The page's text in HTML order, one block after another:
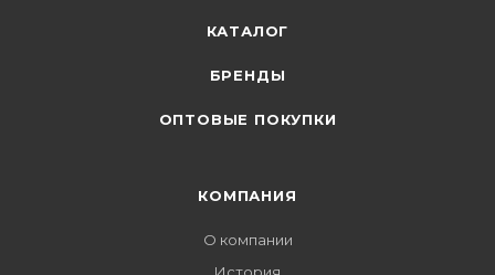
КАТАЛОГ
БРЕНДЫ
ОПТОВЫЕ ПОКУПКИ
КОМПАНИЯ
О компании